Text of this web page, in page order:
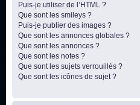
Puis-je utiliser de l’HTML ?
Que sont les smileys ?
Puis-je publier des images ?
Que sont les annonces globales ?
Que sont les annonces ?
Que sont les notes ?
Que sont les sujets verrouillés ?
Que sont les icônes de sujet ?